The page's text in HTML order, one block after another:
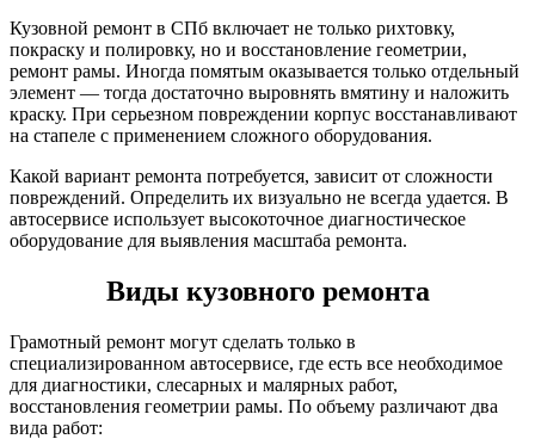
Кузовной ремонт в СПб включает не только рихтовку,
покраску и полировку, но и восстановление геометрии,
ремонт рамы. Иногда помятым оказывается только отдельный
элемент — тогда достаточно выровнять вмятину и наложить
краску. При серьезном повреждении корпус восстанавливают
на стапеле с применением сложного оборудования.
Какой вариант ремонта потребуется, зависит от сложности
повреждений. Определить их визуально не всегда удается. В
автосервисе использует высокоточное диагностическое
оборудование для выявления масштаба ремонта.
Виды кузовного ремонта
Грамотный ремонт могут сделать только в
специализированном автосервисе, где есть все необходимое
для диагностики, слесарных и малярных работ,
восстановления геометрии рамы. По объему различают два
вида работ: